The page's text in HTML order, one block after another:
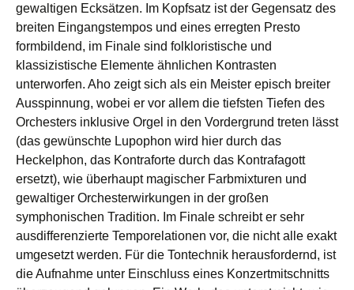
gewaltigen Ecksätzen. Im Kopfsatz ist der Gegensatz des
breiten Eingangstempos und eines erregten Presto
formbildend, im Finale sind folkloristische und
klassizistische Elemente ähnlichen Kontrasten
unterworfen. Aho zeigt sich als ein Meister episch breiter
Ausspinnung, wobei er vor allem die tiefsten Tiefen des
Orchesters inklusive Orgel in den Vordergrund treten lässt
(das gewünschte Lupophon wird hier durch das
Heckelphon, das Kontraforte durch das Kontrafagott
ersetzt), wie überhaupt magischer Farbmixturen und
gewaltiger Orchesterwirkungen in der großen
symphonischen Tradition. Im Finale schreibt er sehr
ausdifferenzierte Temporelationen vor, die nicht alle exakt
umgesetzt werden. Für die Tontechnik herausfordernd, ist
die Aufnahme unter Einschluss eines Konzertmitschnitts